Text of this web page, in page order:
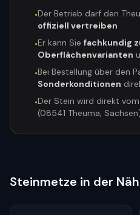
•Der Betrieb darf den
offiziell vertreiben
•Er kann Sie fachkundig
Oberflächenvarianten
•Bei Bestellung über den
Sonderkonditionen
•Der Stein wird direkt vom
(08541 Theuma,
Steinmetze in der